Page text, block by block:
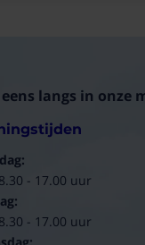
langs in onze
- 17.00 uur
- 17.00 uur